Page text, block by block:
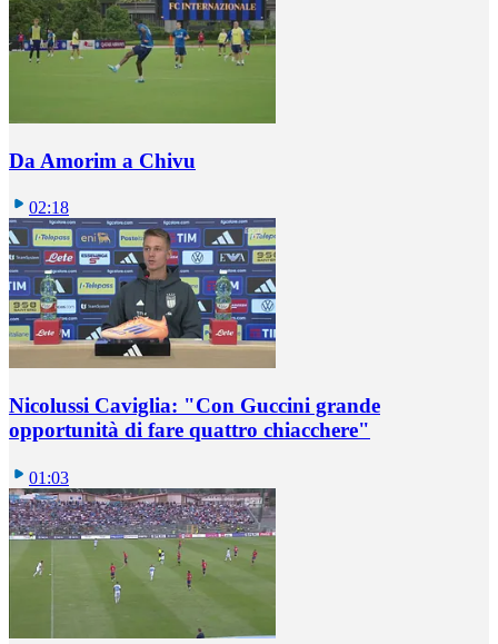
Da Amorim a Chivu
02:18
Nicolussi Caviglia: "Con Guccini grande
opportunità di fare quattro chiacchere"
01:03